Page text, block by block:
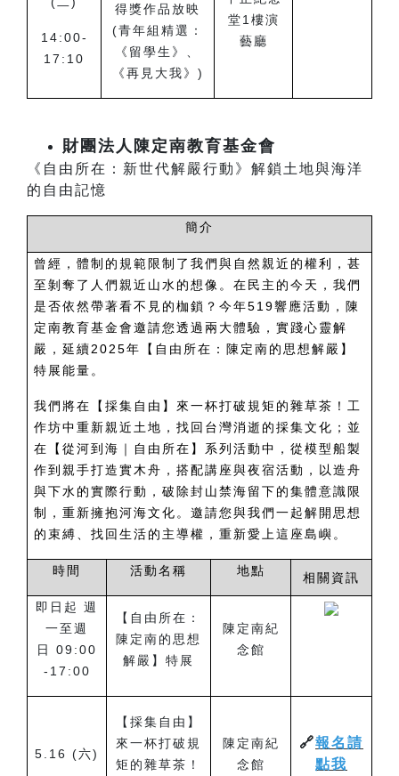
14:00-
17:10
得獎作品放映
(青年組精選：
《留學生》、
《再見大我》)
堂1樓演
藝廳
財團法人陳定南教育基金會
《自由所在：新世代解嚴行動》解鎖土地與海洋
的自由記憶
簡介
曾經，體制的規範限制了我們與自然親近的權利，甚
至剝奪了人們親近山水的想像。在民主的今天，我們
是否依然帶著看不見的枷鎖？今年519響應活動，陳
定南教育基金會邀請您透過兩大體驗，實踐心靈解
嚴，延續2025年【自由所在：陳定南的思想解嚴】
特展能量。
我們將在【採集自由】來一杯打破規矩的雜草茶！工
作坊中重新親近土地，找回台灣消逝的採集文化；並
在【從河到海｜自由所在】系列活動中，從模型船製
作到親手打造實木舟，搭配講座與夜宿活動，以造舟
與下水的實際行動，破除封山禁海留下的集體意識限
制，重新擁抱河海文化。邀請您與我們一起解開思想
的束縛、找回生活的主導權，重新愛上這座島嶼。
時間 活動名稱 地點 相關資訊
即日起 週
一至週
日
09:00
-17:00
【自由所在：
陳定南的思想
解嚴】特展
陳定南紀
念館
5.16 (六)
【採集自由】
來一杯打破規
矩的雜草茶！
陳定南紀
念館
🔗報名請
點我